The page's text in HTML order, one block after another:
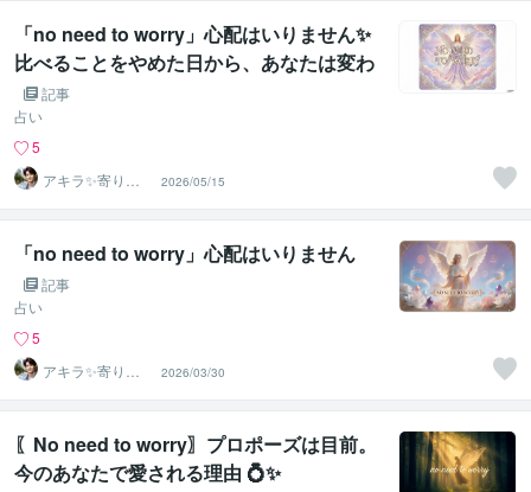
「no need to worry」心配はいりません✨
比べることをやめた日から、あなたは変わ
り始める
記事
占い
5
アキラ✨寄り添
う聴き手 迷い不
安の相談室
2026/05/15
「no need to worry」心配はいりません
記事
占い
5
アキラ✨寄り添
う聴き手 迷い不
安の相談室
2026/03/30
〖No need to worry〗プロポーズは目前。
今のあなたで愛される理由 💍✨